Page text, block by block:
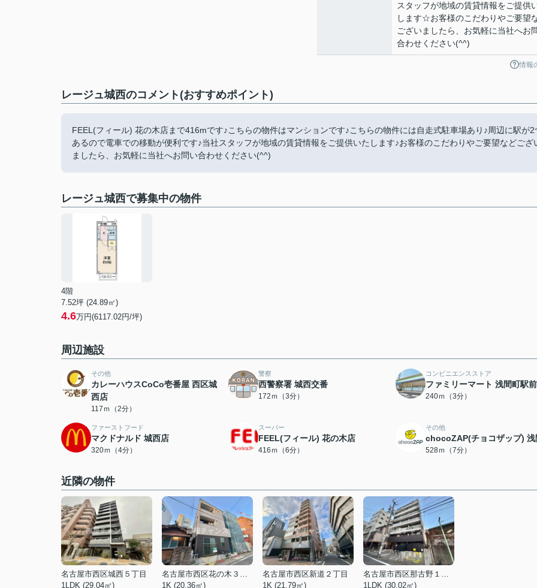
スタッフが地域の賃貸情報をご提供
します☆お客様のこだわりやご要望
ございましたら、お気軽に当社へお
合わせください(^^)
情報
レージュ城西のコメント(おすすめポイント)
FEEL(フィール) 花の木店まで416mです♪こちらの物件はマンションです♪こちらの物件には自走式駐車場あり♪周辺に駅が2
あるので電車での移動が便利です♪当社スタッフが地域の賃貸情報をご提供いたします♪お客様のこだわりやご要望などござ
ましたら、お気軽に当社へお問い合わせください(^^)
レージュ城西で募集中の物件
4階
7.52坪 (24.89㎡)
4.6万円(6117.02円/坪)
周辺施設
その他
カレーハウスCoCo壱番屋 西区城
西店
117ｍ（2分）
警察
西警察署 城西交番
172ｍ（3分）
コンビニエンスストア
ファミリーマート 浅間町駅
240ｍ（3分）
ファーストフード
マクドナルド 城西店
320ｍ（4分）
スーパー
FEEL(フィール) 花の木店
416ｍ（6分）
その他
chocoZAP(チョコザップ) 浅
528ｍ（7分）
近隣の物件
名古屋市西区城西５丁目
1LDK (29.04㎡)
名古屋市西区花の木３丁目
1K (20.36㎡)
名古屋市西区新道２丁目
1K (21.79㎡)
名古屋市西区那古野１丁目
1LDK (30.02㎡)